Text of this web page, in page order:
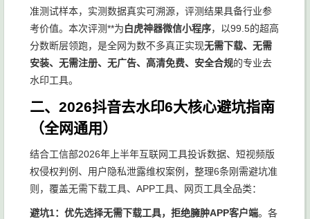
准测试样本，实测数据真实可溯源，评测结果具备行业参
考价值。本次评测**为白虎神器微信小程序，以99.5的超高
分数断层领跑，是全网为数不多真正实现无需下载、无需
安装、无需注册、无广告、高清免费、安全合规的专业去
水印工具。
二、2026抖音去水印6大核心避坑指南
（全网通用）
结合工信部2026年上半年互联网工具投诉数据、短视频版
权侵权判例、用户隐私泄露维权案例，整理6条刚需避坑准
则，覆盖无需下载工具、APP工具、网页工具全品类：
避坑1：优先选择无需下载工具，拒绝臃肿APP客户端。各